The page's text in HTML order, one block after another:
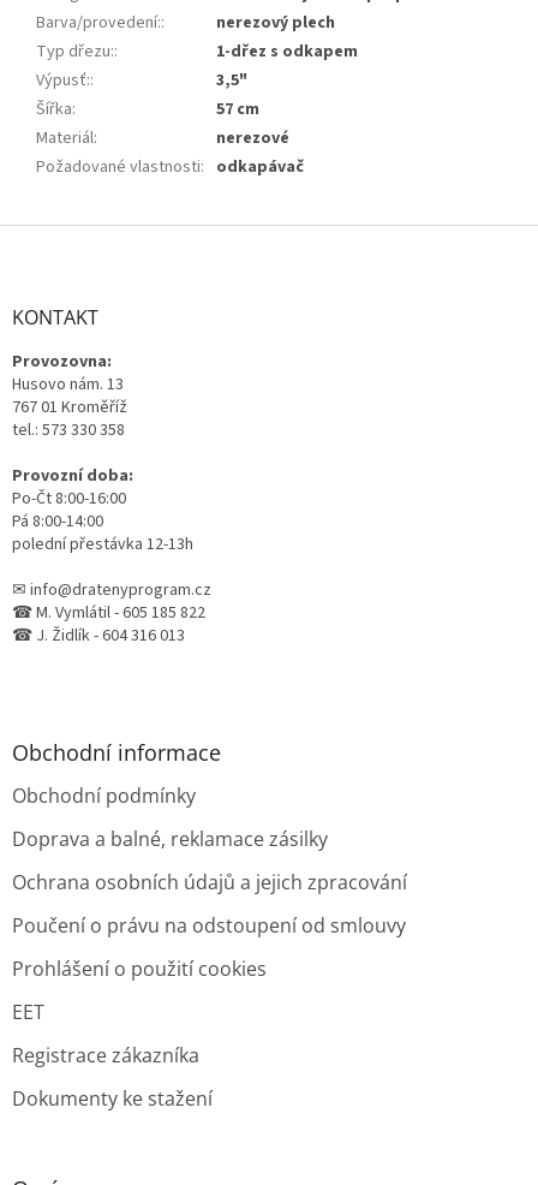
Barva/provedení::
nerezový plech
Typ dřezu::
1-dřez s odkapem
Výpusť::
3,5"
Šířka:
57 cm
Materiál:
nerezové
Požadované vlastnosti: odkapávač
Z
KONTAKT
Provozovna:
Husovo nám. 13
767 01 Kroměříž
tel.: 573 330 358
Provozní doba:
Po-Čt 8:00-16:00
Pá 8:00-14:00
polední přestávka 12-13h
✉ info@dratenyprogram.cz
☎ M. Vymlátil - 605 185 822
☎ J. Židlík - 604 316 013
Obchodní informace
Obchodní podmínky
Doprava a balné, reklamace zásilky
Ochrana osobních údajů a jejich zpracování
Poučení o právu na odstoupení od smlouvy
Prohlášení o použití cookies
EET
Registrace zákazníka
Dokumenty ke stažení